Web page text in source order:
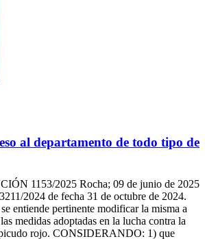
al departamento de todo tipo de
1153/2025 Rocha; 09 de junio de 2025
2024 de fecha 31 de octubre de 2024.
entiende pertinente modificar la misma a
medidas adoptadas en la lucha contra la
rojo. CONSIDERANDO: 1) que